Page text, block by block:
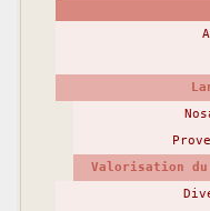
Valorisation du